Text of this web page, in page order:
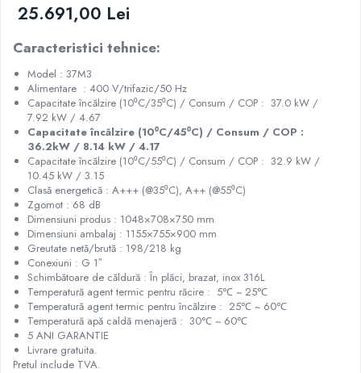
25.691,00 Lei
Caracteristici tehnice:
Model : 37M3
Alimentare : 400 V/trifazic/50 Hz
Capacitate încălzire (10⁰C/35⁰C) / Consum / COP : 37.0 kW /
7.92 kW / 4.67
Capacitate încălzire (10⁰C/45⁰C) / Consum / COP :
36.2kW / 8.14 kW / 4.17
Capacitate încălzire (10⁰C/55⁰C) / Consum / COP : 32.9 kW /
10.45 kW / 3.15
Clasă energetică : A+++ (@35⁰C), A++ (@55⁰C)
Zgomot : 68 dB
Dimensiuni produs : 1048×708×750 mm
Dimensiuni ambalaj : 1155×755×900 mm
Greutate netă/brută : 198/218 kg
Conexiuni : G 1″
Schimbătoare de căldură : În plăci, brazat, inox 316L
Temperatură agent termic pentru răcire : 5℃ ~ 25℃
Temperatură agent termic pentru încălzire : 25℃ ~ 60℃
Temperatură apă caldă menajeră : 30℃ ~ 60℃
5 ANI GARANTIE
Livrare gratuita.
Pretul include TVA.